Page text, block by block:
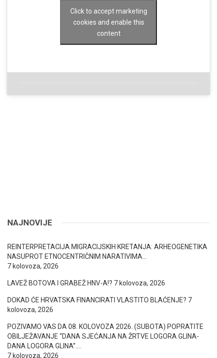
Click to accept marketing
cookies and enable this
content
NAJNOVIJE
REINTERPRETACIJA MIGRACIJSKIH KRETANJA: ARHEOGENETIKA
NASUPROT ETNOCENTRIČNIM NARATIVIMA…
7 kolovoza, 2026
LAVEŽ BOTOVA I GRABEŽ HNV-A!? 7 kolovoza, 2026
DOKAD ĆE HRVATSKA FINANCIRATI VLASTITO BLAĆENJE? 7
kolovoza, 2026
POZIVAMO VAS DA 08. KOLOVOZA 2026. (SUBOTA) POPRATITE
OBILJEŽAVANJE “DANA SJEĆANJA NA ŽRTVE LOGORA GLINA-
DANA LOGORA GLINA”….
7 kolovoza, 2026